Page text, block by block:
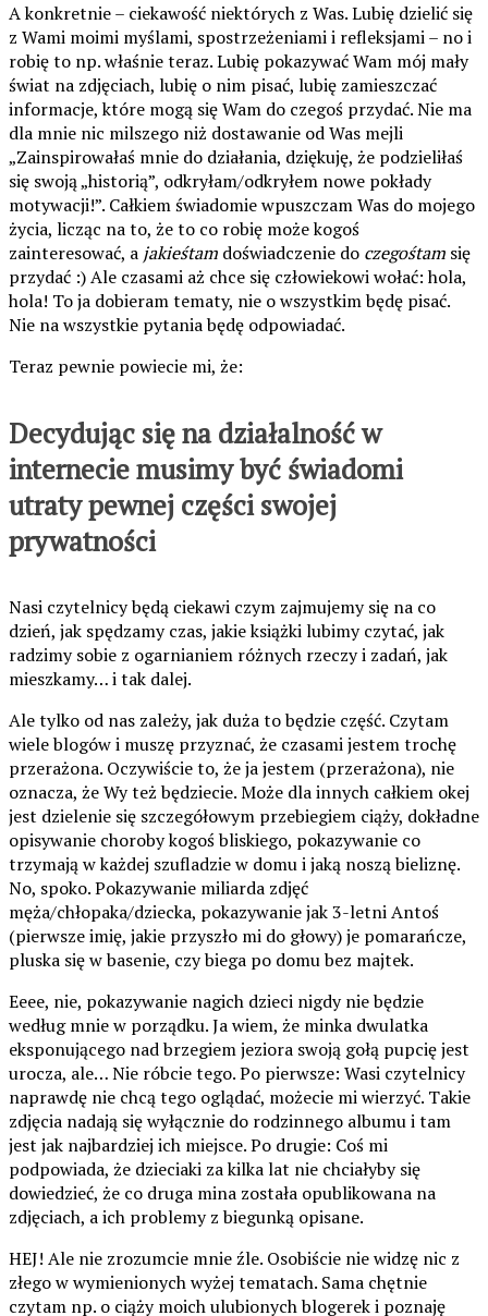
A konkretnie – ciekawość niektórych z Was. Lubię dzielić się
z Wami moimi myślami, spostrzeżeniami i refleksjami – no i
robię to np. właśnie teraz. Lubię pokazywać Wam mój mały
świat na zdjęciach, lubię o nim pisać, lubię zamieszczać
informacje, które mogą się Wam do czegoś przydać. Nie ma
dla mnie nic milszego niż dostawanie od Was mejli
„Zainspirowałaś mnie do działania, dziękuję, że podzieliłaś
się swoją „historią”, odkryłam/odkryłem nowe pokłady
motywacji!”. Całkiem świadomie wpuszczam Was do mojego
życia, licząc na to, że to co robię może kogoś
zainteresować, a jakieśtam doświadczenie do czegośtam się
przydać :) Ale czasami aż chce się człowiekowi wołać: hola,
hola! To ja dobieram tematy, nie o wszystkim będę pisać.
Nie na wszystkie pytania będę odpowiadać.
Teraz pewnie powiecie mi, że:
Decydując się na działalność w
internecie musimy być świadomi
utraty pewnej części swojej
prywatności
Nasi czytelnicy będą ciekawi czym zajmujemy się na co
dzień, jak spędzamy czas, jakie książki lubimy czytać, jak
radzimy sobie z ogarnianiem różnych rzeczy i zadań, jak
mieszkamy… i tak dalej.
Ale tylko od nas zależy, jak duża to będzie część. Czytam
wiele blogów i muszę przyznać, że czasami jestem trochę
przerażona. Oczywiście to, że ja jestem (przerażona), nie
oznacza, że Wy też będziecie. Może dla innych całkiem okej
jest dzielenie się szczegółowym przebiegiem ciąży, dokładne
opisywanie choroby kogoś bliskiego, pokazywanie co
trzymają w każdej szufladzie w domu i jaką noszą bieliznę.
No, spoko. Pokazywanie miliarda zdjęć
męża/chłopaka/dziecka, pokazywanie jak 3-letni Antoś
(pierwsze imię, jakie przyszło mi do głowy) je pomarańcze,
pluska się w basenie, czy biega po domu bez majtek.
Eeee, nie, pokazywanie nagich dzieci nigdy nie będzie
według mnie w porządku. Ja wiem, że minka dwulatka
eksponującego nad brzegiem jeziora swoją gołą pupcię jest
urocza, ale… Nie róbcie tego. Po pierwsze: Wasi czytelnicy
naprawdę nie chcą tego oglądać, możecie mi wierzyć. Takie
zdjęcia nadają się wyłącznie do rodzinnego albumu i tam
jest jak najbardziej ich miejsce. Po drugie: Coś mi
podpowiada, że dzieciaki za kilka lat nie chciałyby się
dowiedzieć, że co druga mina została opublikowana na
zdjęciach, a ich problemy z biegunką opisane.
HEJ! Ale nie zrozumcie mnie źle. Osobiście nie widzę nic z
złego w wymienionych wyżej tematach. Sama chętnie
czytam np. o ciąży moich ulubionych blogerek i poznaję